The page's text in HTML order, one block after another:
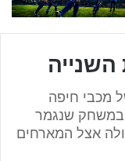
מכבי חיפה
במשחק שנגמר
אצל המארחים